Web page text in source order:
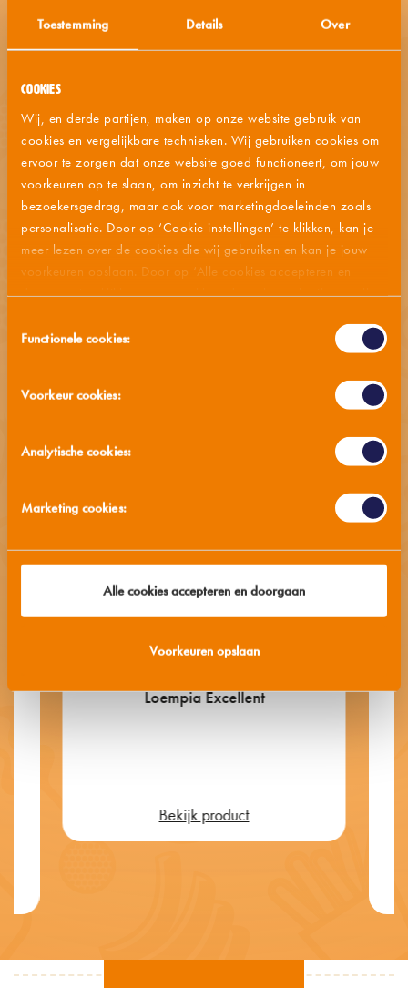
Toestemming Details Over
Cookies
Wij, en derde partijen, maken op onze website gebruik van
cookies en vergelijkbare technieken. Wij gebruiken cookies om
ervoor te zorgen dat onze website goed functioneert, om jouw
voorkeuren op te slaan, om inzicht te verkrijgen in
bezoekersgedrag, maar ook voor marketingdoeleinden zoals
personalisatie. Door op ‘Cookie instellingen’ te klikken, kan je
meer lezen over de cookies die wij gebruiken en kan je jouw
voorkeuren opslaan. Door op ‘Alle cookies accepteren en
doorgaan’ te klikken, gaat u akkoord met het gebruik van alle
Functionele cookies:
Voorkeur cookies:
Analytische cookies:
Marketing cookies:
Alle cookies accepteren en doorgaan
Voorkeuren opslaan
BEREIDINGSWIJZEN
INGREDIËNTENLIJST
ALLERGENEN
VOEDINGSWAARDEN
BEWAARADVIES
MMM… OOK LEKKER
Loempia Excellent
Bekijk product